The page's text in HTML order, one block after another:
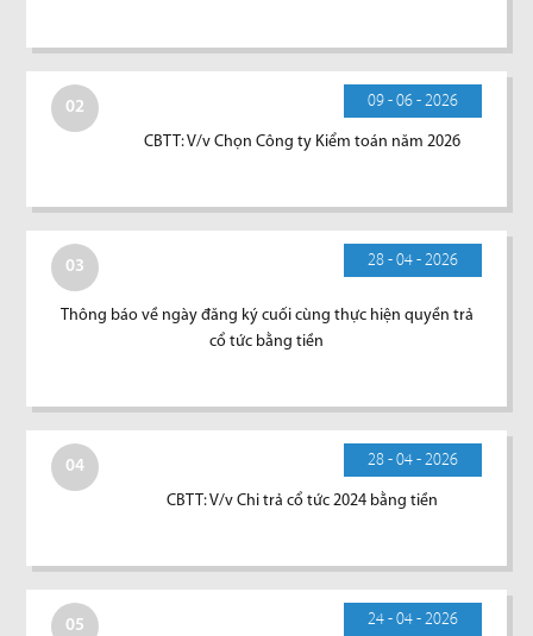
02 09 - 06 - 2026
CBTT: V/v Chọn Công ty Kiểm toán năm 2026
03 28 - 04 - 2026
Thông báo về ngày đăng ký cuối cùng thực hiện quyền trả
cổ tức bằng tiền
04 28 - 04 - 2026
CBTT: V/v Chi trả cổ tức 2024 bằng tiền
05 24 - 04 - 2026